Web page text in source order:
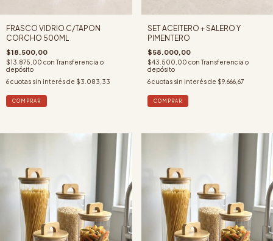
FRASCO VIDRIO C/TAPON
CORCHO 500ML
$18.500,00
$13.875,00 con Transferencia o
depósito
6cuotas sin interés de $3.083,33
SET ACEITERO + SALERO Y
PIMENTERO
$58.000,00
$43.500,00 con Transferencia o
depósito
6 cuotas sin interés de $9.666,67